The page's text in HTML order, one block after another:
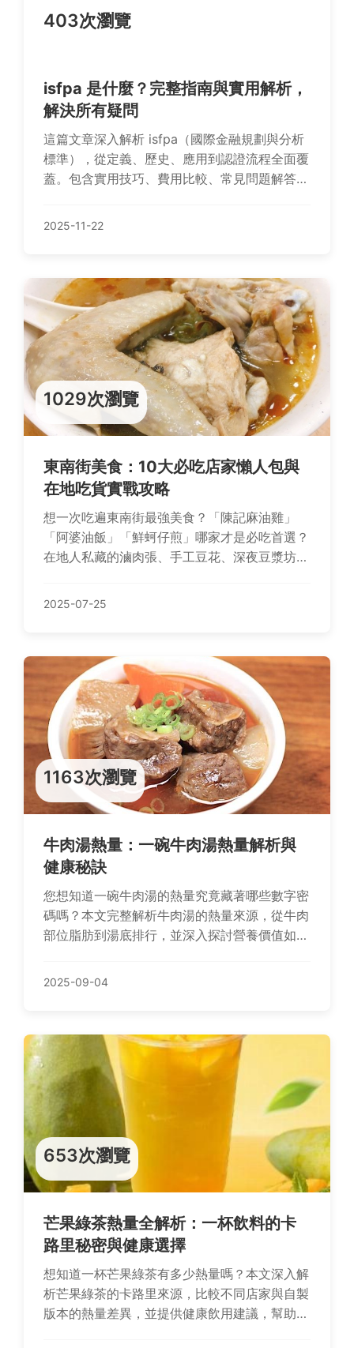
403次瀏覽
isfpa 是什麼？完整指南與實用解析，
解決所有疑問
這篇文章深入解析 isfpa（國際金融規劃與分析
標準），從定義、歷史、應用到認證流程全面覆
蓋。包含實用技巧、費用比較、常見問題解答，
無論是初學者還是專業人士，都能找到有價值的
2025-11-22
1029次瀏覽
東南街美食：10大必吃店家懶人包與
在地吃貨實戰攻略
想一次吃遍東南街最強美食？「陳記麻油雞」
「阿婆油飯」「鮮蚵仔煎」哪家才是必吃首選？
在地人私藏的滷肉張、手工豆花、深夜豆漿坊怎
吃對不踩雷！
2025-07-25
1163次瀏覽
牛肉湯熱量：一碗牛肉湯熱量解析與
健康秘訣
您想知道一碗牛肉湯的熱量究竟藏著哪些數字密
碼嗎？本文完整解析牛肉湯的熱量來源，從牛肉
部位脂肪到湯底排行，並深入探討營養價值如蛋
配技巧，讓您享受美味同時維持健康無負擔！
2025-09-04
653次瀏覽
芒果綠茶熱量全解析：一杯飲料的卡
路里秘密與健康選擇
想知道一杯芒果綠茶有多少熱量嗎？本文深入解
析芒果綠茶的卡路里來源，比較不同店家與自製
版本的熱量差異，並提供健康飲用建議，幫助你